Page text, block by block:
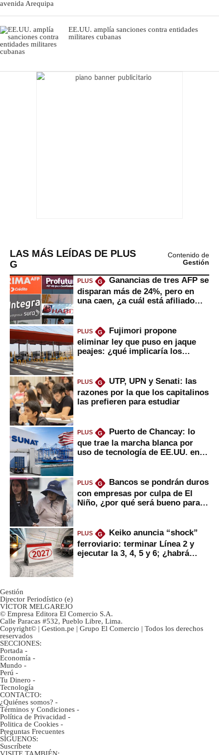
EE.UU. amplía sanciones contra entidades
militares cubanas
LAS MÁS LEÍDAS DE PLUS
G
Contenido de
Gestión
PLUS G
Ganancias de tres AFP se
disparan más de 24%, pero en
una caen, ¿a cuál está afiliado
PLUS G
Fujimori propone
eliminar ley que puso en jaque
peajes: ¿qué implicaría los
PLUS G
UTP, UPN y Senati: las
razones por la que los capitalinos
las prefieren para estudiar
PLUS G
Puerto de Chancay: lo
que trae la marcha blanca por
uso de tecnología de EE.UU. en
PLUS G
Bancos se pondrán duros
con empresas por culpa de El
Niño, ¿por qué será bueno para
PLUS G
Keiko anuncia “shock”
ferroviario: terminar Línea 2 y
ejecutar la 3, 4, 5 y 6; ¿habrá
Gestión
Director Periodístico (e)
VÍCTOR MELGAREJO
© Empresa Editora El Comercio S.A.
Calle Paracas #532, Pueblo Libre, Lima.
Copyright© | Gestion.pe | Grupo El Comercio | Todos los derechos
reservados
SECCIONES:
Portada -
Economía -
Mundo -
Perú -
Tu Dinero -
Tecnología
CONTACTO:
¿Quiénes somos? -
Términos y Condiciones -
Política de Privacidad -
Politica de Cookies -
Preguntas Frecuentes
SÍGUENOS:
Suscríbete